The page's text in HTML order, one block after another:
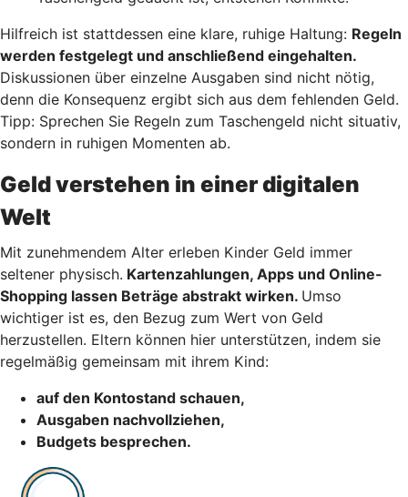
Hilfreich ist stattdessen eine klare, ruhige Haltung: Regeln
werden festgelegt und anschließend eingehalten.
Diskussionen über einzelne Ausgaben sind nicht nötig,
denn die Konsequenz ergibt sich aus dem fehlenden Geld.
Tipp: Sprechen Sie Regeln zum Taschengeld nicht situativ,
sondern in ruhigen Momenten ab.
Geld verstehen in einer digitalen
Welt
Mit zunehmendem Alter erleben Kinder Geld immer
seltener physisch. Kartenzahlungen, Apps und Online-
Shopping lassen Beträge abstrakt wirken. Umso
wichtiger ist es, den Bezug zum Wert von Geld
herzustellen. Eltern können hier unterstützen, indem sie
regelmäßig gemeinsam mit ihrem Kind:
auf den Kontostand schauen,
Ausgaben nachvollziehen,
Budgets besprechen.